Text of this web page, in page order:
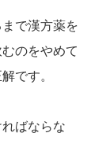
で漢方薬を
のをやめて
です。
ばならな